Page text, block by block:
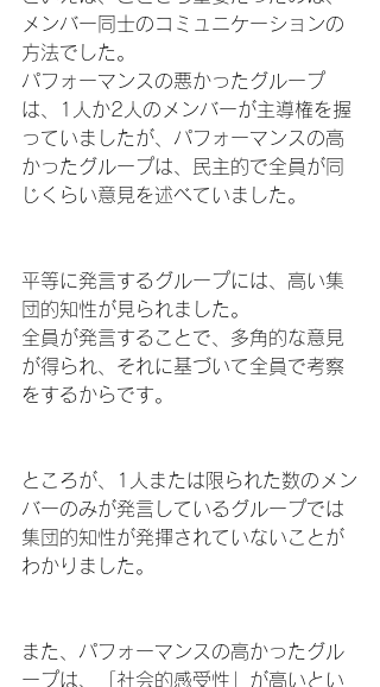
メンバー同士のコミュニケーションの
方法でした。
パフォーマンスの悪かったグループ
は、1人か2人のメンバーが主導権を握
っていましたが、パフォーマンスの高
かったグループは、民主的で全員が同
じくらい意見を述べていました。
平等に発言するグループには、高い集
団的知性が見られました。
全員が発言することで、多角的な意見
が得られ、それに基づいて全員で考察
をするからです。
ところが、1人または限られた数のメン
バーのみが発言しているグループでは
集団的知性が発揮されていないことが
わかりました。
また、パフォーマンスの高かったグル
ープは、「社会的感受性」が高いとい